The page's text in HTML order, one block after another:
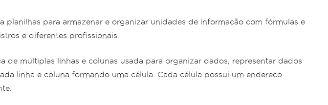
para armazenar e organizar unidades de informação com fórmulas e
e diferentes profissionais.
múltiplas linhas e colunas usada para organizar dados, representar dados
linha e coluna formando uma célula. Cada célula possui um endereço